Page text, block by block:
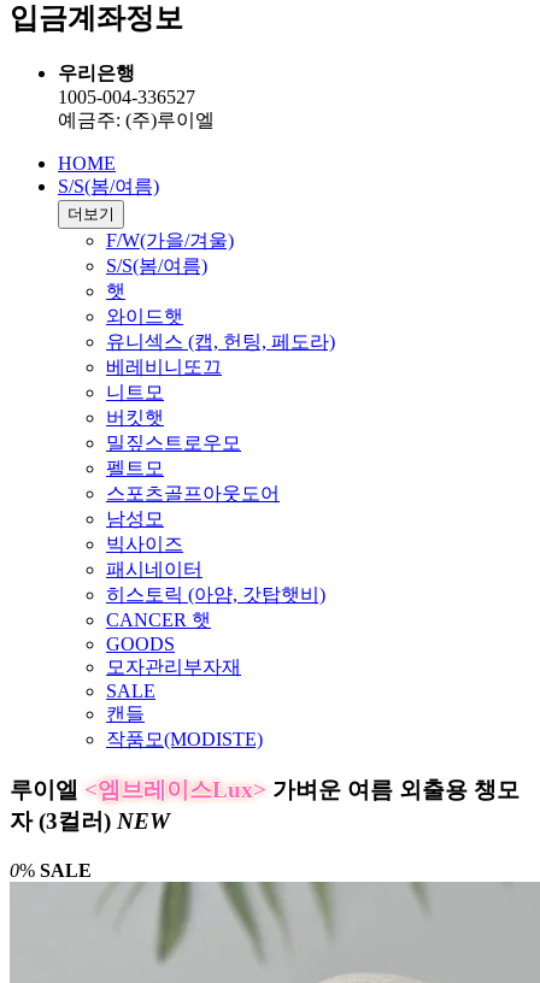
입금계좌정보
우리은행
1005-004-336527
예금주: (주)루이엘
HOME
S/S(봄/여름)
더보기
F/W(가을/겨울)
S/S(봄/여름)
햇
와이드햇
유니섹스 (캡, 헌팅, 페도라)
베레비니또끄
니트모
버킷햇
밀짚스트로우모
펠트모
스포츠골프아웃도어
남성모
빅사이즈
패시네이터
히스토릭 (아얌, 갓탑햇비)
CANCER 햇
GOODS
모자관리부자재
SALE
캔들
작품모(MODISTE)
루이엘 <엠브레이스Lux> 가벼운 여름 외출용 챙모
자 (3컬러) NEW
0% SALE